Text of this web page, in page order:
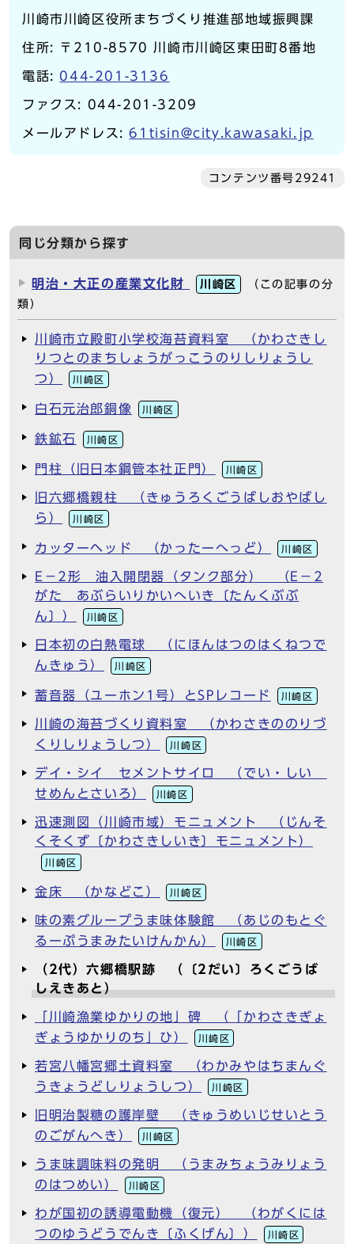
川崎市川崎区役所まちづくり推進部地域振興課
住所: 〒210-8570 川崎市川崎区東田町8番地
電話: 044-201-3136
ファクス: 044-201-3209
メールアドレス:61tisin@city.kawasaki.jp
コンテンツ番号29241
同じ分類から探す
明治・大正の産業文化財 川崎区
（この記事の分
類）
川崎市立殿町小学校海苔資料室 （かわさきし
りつとのまちしょうがっこうのりしりょうし
つ）
川崎区
白石元治郎銅像 川崎区
鉄鉱石 川崎区
門柱（旧日本鋼管本社正門） 川崎区
旧六郷橋親柱 （きゅうろくごうばしおやばし
ら）
川崎区
カッターヘッド （かったーへっど） 川崎区
E－2形 油入開閉器（タンク部分） （E－2
がた あぶらいりかいへいき〔たんくぶぶ
ん〕）
川崎区
日本初の白熱電球 （にほんはつのはくねつで
んきゅう）
川崎区
蓄音器（ユーホン1号）とSPレコード 川崎区
川崎の海苔づくり資料室 （かわさきののりづ
くりしりょうしつ）
川崎区
デイ・シイ セメントサイロ （でい・しい
せめんとさいろ）
川崎区
迅速測図（川崎市域）モニュメント （じんそ
くそくず〔かわさきしいき〕モニュメント）
川崎区
金床 （かなどこ） 川崎区
味の素グループうま味体験館 （あじのもとぐ
るーぷうまみたいけんかん）
川崎区
（2代）六郷橋駅跡 （〔2だい〕ろくごうば
しえきあと）
「川崎漁業ゆかりの地」碑 （「かわさきぎょ
ぎょうゆかりのち」ひ）
川崎区
若宮八幡宮郷土資料室 （わかみやはちまんぐ
うきょうどしりょうしつ）
川崎区
旧明治製糖の護岸壁 （きゅうめいじせいとう
のごがんへき）
川崎区
うま味調味料の発明 （うまみちょうみりょう
のはつめい）
川崎区
わが国初の誘導電動機（復元） （わがくには
つのゆうどうでんき〔ふくげん〕）
川崎区